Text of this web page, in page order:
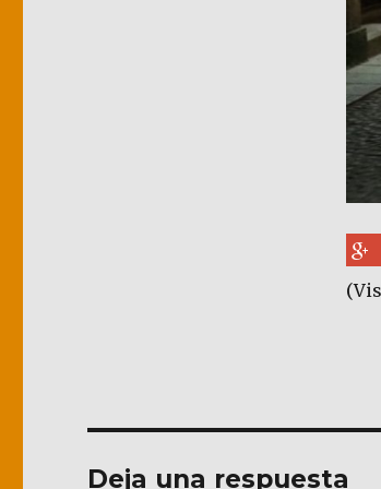
Deja una respuesta